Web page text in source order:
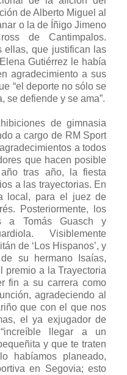
de Alberto Miguel al
o la de Íñigo Jimeno
de Cantimpalos.
ellas, que justifican las
Gutiérrez le había
agradecimiento a sus
“el deporte no sólo se
se defiende y se ama”.
de gimnasia
a cargo de RM Sport
a todos
que hacen posible
tras año, la fiesta
a las trayectorias. En
local, para el juez de
Posteriormente, los
a Tomás Guasch y
Visiblemente
de ‘Los Hispanos’, y
su hermano Isaías,
premio a la Trayectoria
fin a su carrera como
agradeciendo al
que con el que nos
el ya exjugador de
llegar a un
y que te traten
habíamos planeado,
en Segovia; esto